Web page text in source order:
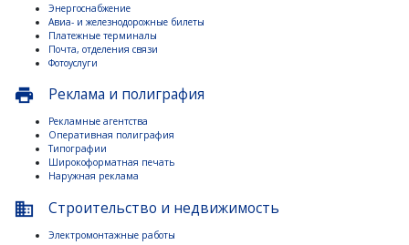
Энергоснабжение
Авиа- и железнодорожные билеты
Платежные терминалы
Почта, отделения связи
Фотоуслуги
print Реклама и полиграфия
Рекламные агентства
Оперативная полиграфия
Типографии
Широкоформатная печать
Наружная реклама
business Строительство и недвижимость
Электромонтажные работы